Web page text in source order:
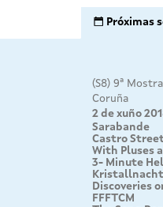
Próximas
(S8) 9ª
Coruña
2 de xuño
Sarabande
Castro
With Pluses
3- Minute
Kristallnacht
Discoveries
FFFTCM